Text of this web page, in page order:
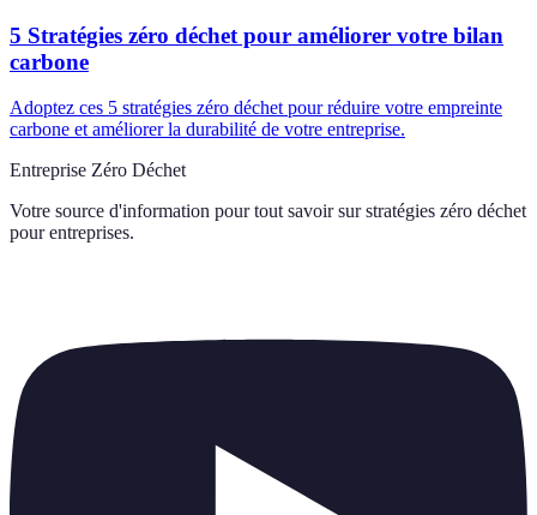
5 Stratégies zéro déchet pour améliorer votre bilan
carbone
Adoptez ces 5 stratégies zéro déchet pour réduire votre empreinte
carbone et améliorer la durabilité de votre entreprise.
Entreprise Zéro Déchet
Votre source d'information pour tout savoir sur stratégies zéro déchet
pour entreprises.